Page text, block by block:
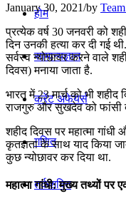
होम
सामान्यज्ञान
करेंट अफेयर्स
गणित
तर्कशक्ति
January 30, 2021/by
प्रत्येक वर्ष 30 जनवरी को
दिन उनकी हत्या कर दी गई
सर्वस्व न्योछावर करने वाले
दिवस) मनाया जाता है.
भारत में 23 मार्च को भी
राजगुरु और सुखदेव को फांसी
शहीद दिवस पर महात्मा
कृतज्ञता के साथ याद किया
कुछ न्योछावर कर दिया था.
महात्मा गांधी: मुख्य तथ्यों पर